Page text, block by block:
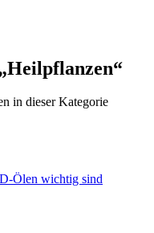
in dieser Kategorie
Ölen wichtig sind